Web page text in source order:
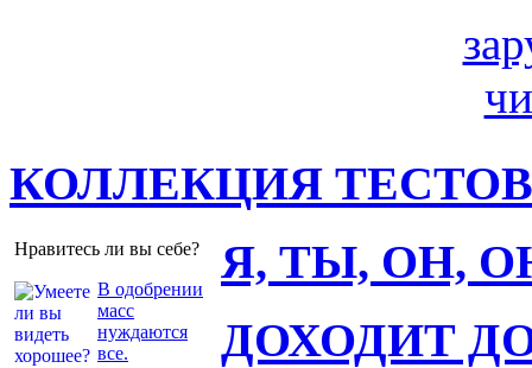
КОЛЛЕКЦИЯ ТЕСТОВ
Нравитесь ли вы себе?
В одобрении
масс
нуждаются
все.
Я, ТЫ, ОН,
ДОХОДИТ